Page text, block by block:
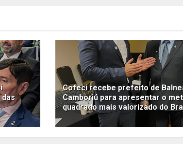
Cofeci recebe prefeito de
Camboriú para apresentar o
quadrado mais valorizado do